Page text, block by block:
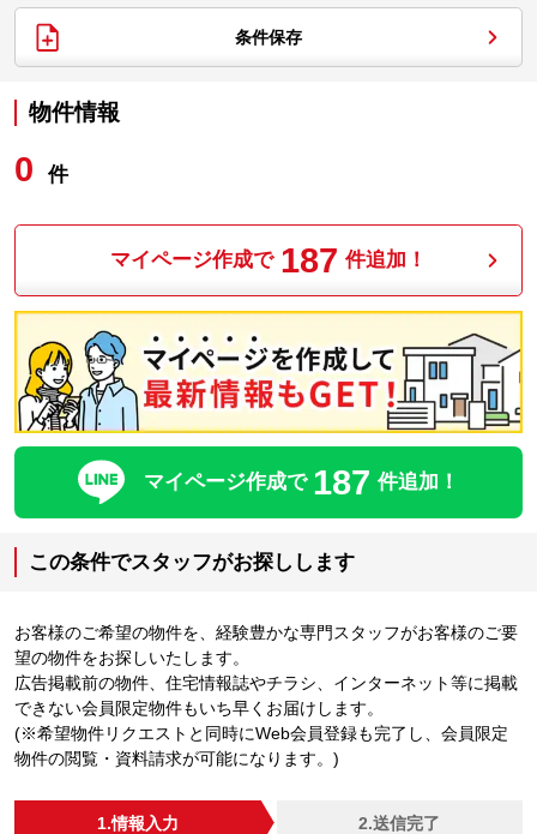
条件保存
物件情報
0 件
マイページ作成で 187 件追加！
マイページ作成で 187 件追加！
この条件でスタッフがお探しします
お客様のご希望の物件を、経験豊かな専門スタッフがお客様のご要
望の物件をお探しいたします。
広告掲載前の物件、住宅情報誌やチラシ、インターネット等に掲載
できない会員限定物件もいち早くお届けします。
(※希望物件リクエストと同時にWeb会員登録も完了し、会員限定
物件の閲覧・資料請求が可能になります。)
1.情報入力 2.送信完了